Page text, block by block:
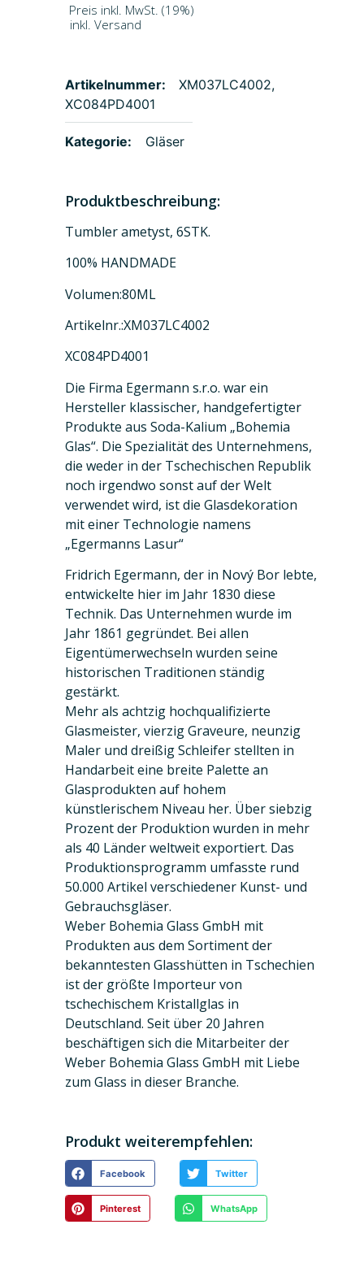
Preis inkl. MwSt. (19%)
inkl. Versand
Artikelnummer: XM037LC4002,
XC084PD4001
Kategorie: Gläser
Produktbeschreibung:
Tumbler ametyst, 6STK.
100% HANDMADE
Volumen:80ML
Artikelnr.:XM037LC4002
XC084PD4001
Die Firma Egermann s.r.o. war ein
Hersteller klassischer, handgefertigter
Produkte aus Soda-Kalium „Bohemia
Glas“. Die Spezialität des Unternehmens,
die weder in der Tschechischen Republik
noch irgendwo sonst auf der Welt
verwendet wird, ist die Glasdekoration
mit einer Technologie namens
„Egermanns Lasur“
Fridrich Egermann, der in Nový Bor lebte,
entwickelte hier im Jahr 1830 diese
Technik. Das Unternehmen wurde im
Jahr 1861 gegründet. Bei allen
Eigentümerwechseln wurden seine
historischen Traditionen ständig
gestärkt.
Mehr als achtzig hochqualifizierte
Glasmeister, vierzig Graveure, neunzig
Maler und dreißig Schleifer stellten in
Handarbeit eine breite Palette an
Glasprodukten auf hohem
künstlerischem Niveau her. Über siebzig
Prozent der Produktion wurden in mehr
als 40 Länder weltweit exportiert. Das
Produktionsprogramm umfasste rund
50.000 Artikel verschiedener Kunst- und
Gebrauchsgläser.
Weber Bohemia Glass GmbH mit
Produkten aus dem Sortiment der
bekanntesten Glasshütten in Tschechien
ist der größte Importeur von
tschechischem Kristallglas in
Deutschland. Seit über 20 Jahren
beschäftigen sich die Mitarbeiter der
Weber Bohemia Glass GmbH mit Liebe
zum Glass in dieser Branche.
Produkt weiterempfehlen:
Facebook Twitter
Pinterest WhatsApp